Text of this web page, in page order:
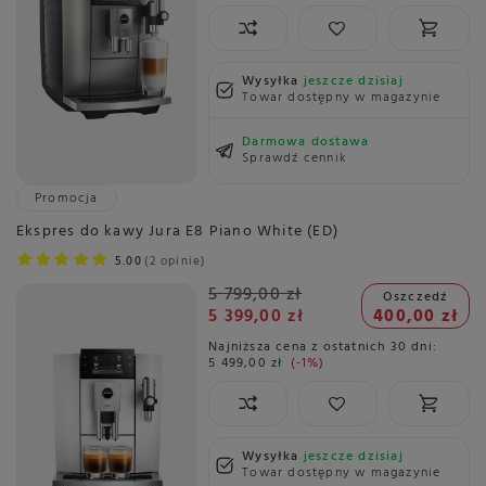
Wysyłkajeszcze dzisiaj
Towar dostępny w magazynie
Darmowa dostawa
Sprawdź cennik
Promocja
Ekspres do kawy Jura E8 Piano White (ED)
5.00 2 opinie
5 799,00 zł
5 399,00 zł
Oszczedź
400,00 zł
Najniższa cena z ostatnich 30 dni:
5 499,00 zł -1%
Wysyłkajeszcze dzisiaj
Towar dostępny w magazynie